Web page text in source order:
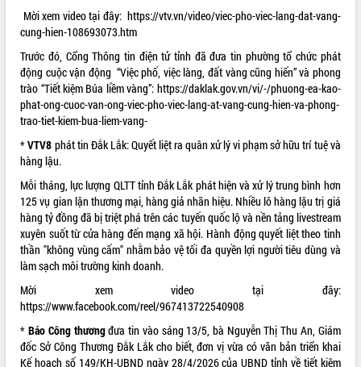
doanh nghiệp nhà nước
Hội nghị triển khai kết nối mạng
truyền số liệu chuyên dùng phục vụ cơ
quan Đảng, Nhà nước
Lễ phát động chuỗi hoạt động chung
tay làm sạch môi trường
Xã Ea Kar bước chuyển mình trong
công tác cải cách hành chính mô hình
mới
UBND tỉnh họp báo định kỳ tháng 4
năm 2026
Hội thảo khoa học “Giải pháp thúc đẩy
phát triển nền kinh tế xanh tại tỉnh
Đắk Lắk”
Tăng cường giám sát, đôn đốc thực
hiện nhiệm vụ quản lý tài sản công
hàng tuần
Tháo gỡ những vướng mắc, đẩy mạnh
công tác cải cách thủ tục hành chính
tại Trung tâm Phục vụ hành chính
Mời xem video tại đây: https://vtv.vn/video/viec-pho-viec-lang-dat-vang-
cung-hien-108693073.htm
Trước đó, Cổng Thông tin điện tử tỉnh đã đưa tin phường tổ chức phát
động cuộc vận động “Việc phố, việc làng, đất vàng cũng hiến” và phong
trào “Tiết kiệm Búa liềm vàng”: https://daklak.gov.vn/vi/-/phuong-ea-kao-
phat-ong-cuoc-van-ong-viec-pho-viec-lang-at-vang-cung-hien-va-phong-
trao-tiet-kiem-bua-liem-vang-
*VTV8 phát tin Đắk Lắk: Quyết liệt ra quân xử lý vi phạm sở hữu trí tuệ và
hàng lậu.
Mỗi tháng, lực lượng QLTT tỉnh Đắk Lắk phát hiện và xử lý trung bình hơn
125 vụ gian lận thương mại, hàng giả nhãn hiệu. Nhiều lô hàng lậu trị giá
hàng tỷ đồng đã bị triệt phá trên các tuyến quốc lộ và nền tảng livestream
xuyên suốt từ cửa hàng đến mạng xã hội. Hành động quyết liệt theo tinh
thần "không vùng cấm" nhằm bảo vệ tối đa quyền lợi người tiêu dùng và
làm sạch môi trường kinh doanh.
Mời xem video tại đây:
https://www.facebook.com/reel/967413722540908
*Báo Công thươngđưa tin vào sáng 13/5, bà Nguyễn Thị Thu An, Giám
đốc Sở Công Thương Đắk Lắkcho biết, đơn vị vừa có văn bản triển khai
Kế hoạch số 149/KH-UBND ngày 28/4/2026 của UBND tỉnh về tiết kiệm